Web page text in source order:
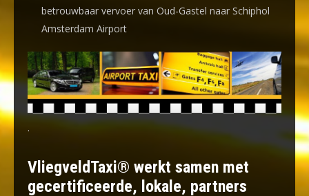
betrouwbaar vervoer van Oud-Gastel naar Schiphol
Amsterdam Airport
.
VliegveldTaxi® werkt samen met
gecertificeerde, lokale, partners